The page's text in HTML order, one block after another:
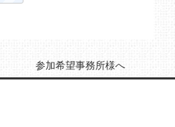
参加希望事務所様へ